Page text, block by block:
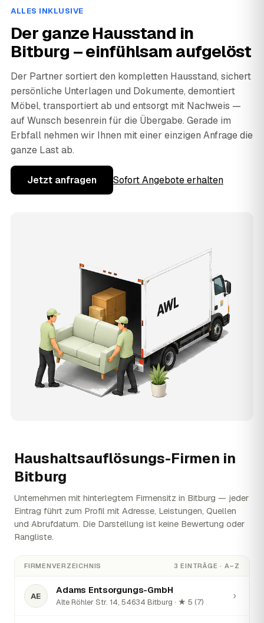
ALLES INKLUSIVE
Der ganze Hausstand in
Bitburg – einfühlsam aufgelöst
Der Partner sortiert den kompletten Hausstand, sichert
persönliche Unterlagen und Dokumente, demontiert
Möbel, transportiert ab und entsorgt mit Nachweis —
auf Wunsch besenrein für die Übergabe. Gerade im
Erbfall nehmen wir Ihnen mit einer einzigen Anfrage die
ganze Last ab.
Jetzt anfragen Sofort Angebote erhalten
Haushaltsauflösungs-Firmen in
Bitburg
Unternehmen mit hinterlegtem Firmensitz in Bitburg — jeder
Eintrag führt zum Profil mit Adresse, Leistungen, Quellen
und Abrufdatum. Die Darstellung ist keine Bewertung oder
Rangliste.
FIRMENVERZEICHNIS 3 EINTRÄGE · A–Z
AE
Adams Entsorgungs-GmbH
Alte Röhler Str. 14, 54634 Bitburg · ★ 5 (7)
›